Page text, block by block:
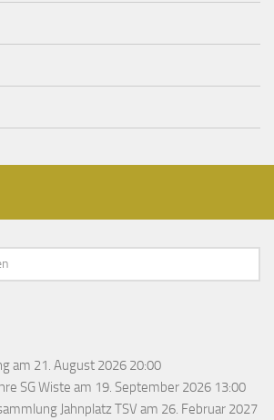
am 21. August 2026 20:00
SG Wiste am 19. September 2026 13:00
Jahnplatz TSV am 26. Februar 2027